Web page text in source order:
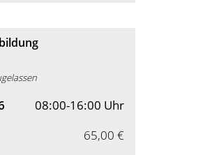
08:00-16:00 Uhr
65,00 €